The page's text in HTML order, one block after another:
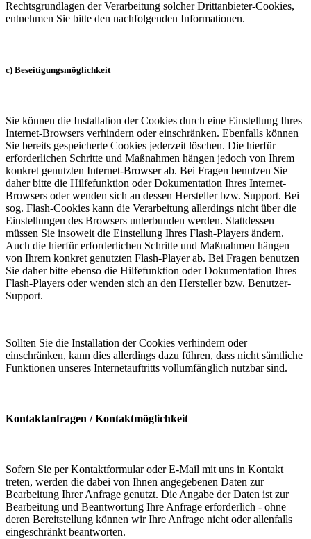
Rechtsgrundlagen der Verarbeitung solcher Drittanbieter-Cookies,
entnehmen Sie bitte den nachfolgenden Informationen.
c) Beseitigungsmöglichkeit
Sie können die Installation der Cookies durch eine Einstellung Ihres
Internet-Browsers verhindern oder einschränken. Ebenfalls können
Sie bereits gespeicherte Cookies jederzeit löschen. Die hierfür
erforderlichen Schritte und Maßnahmen hängen jedoch von Ihrem
konkret genutzten Internet-Browser ab. Bei Fragen benutzen Sie
daher bitte die Hilfefunktion oder Dokumentation Ihres Internet-
Browsers oder wenden sich an dessen Hersteller bzw. Support. Bei
sog. Flash-Cookies kann die Verarbeitung allerdings nicht über die
Einstellungen des Browsers unterbunden werden. Stattdessen
müssen Sie insoweit die Einstellung Ihres Flash-Players ändern.
Auch die hierfür erforderlichen Schritte und Maßnahmen hängen
von Ihrem konkret genutzten Flash-Player ab. Bei Fragen benutzen
Sie daher bitte ebenso die Hilfefunktion oder Dokumentation Ihres
Flash-Players oder wenden sich an den Hersteller bzw. Benutzer-
Support.
Sollten Sie die Installation der Cookies verhindern oder
einschränken, kann dies allerdings dazu führen, dass nicht sämtliche
Funktionen unseres Internetauftritts vollumfänglich nutzbar sind.
Kontaktanfragen / Kontaktmöglichkeit
Sofern Sie per Kontaktformular oder E-Mail mit uns in Kontakt
treten, werden die dabei von Ihnen angegebenen Daten zur
Bearbeitung Ihrer Anfrage genutzt. Die Angabe der Daten ist zur
Bearbeitung und Beantwortung Ihre Anfrage erforderlich - ohne
deren Bereitstellung können wir Ihre Anfrage nicht oder allenfalls
eingeschränkt beantworten.